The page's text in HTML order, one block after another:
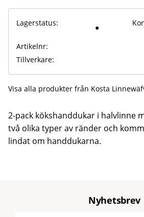
Lagerstatus
Artikelnr
Tillverkare
Visa alla produkter från Kosta
2-pack kökshanddukar i halvlinne
två olika typer av ränder och
lindat om handdukarna.
Nyhetsbrev